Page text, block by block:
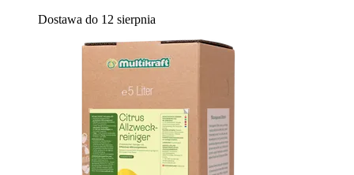
Dostawa do 12 sierpnia